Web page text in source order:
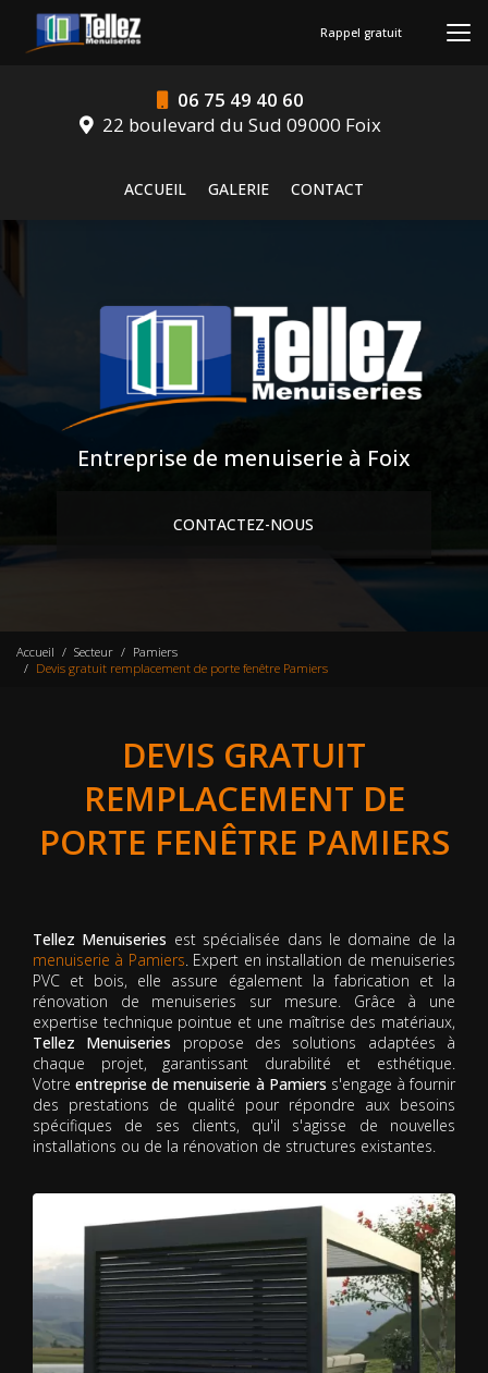
contenu
06 75 49 40 60
22 boulevard du Sud 09000 Foix
ACCUEIL
GALERIE CONTACT
Rappel gratuit
Entreprise de menuiserie à Foix
CONTACTEZ-NOUS
Accueil Secteur
Pamiers
Devis gratuit remplacement de porte fenêtre Pamiers
DEVIS GRATUIT
REMPLACEMENT DE
PORTE FENÊTRE PAMIERS
Tellez Menuiseries est spécialisée dans le domaine de la
menuiserie à Pamiers. Expert en installation de menuiseries
PVC et bois, elle assure également la fabrication et la
rénovation de menuiseries sur mesure. Grâce à une
expertise technique pointue et une maîtrise des matériaux,
Tellez Menuiseries propose des solutions adaptées à
chaque projet, garantissant durabilité et esthétique.
Votreentreprise de menuiserie à Pamiers s'engage à fournir
des prestations de qualité pour répondre aux besoins
spécifiques de ses clients, qu'il s'agisse de nouvelles
installations ou de la rénovation de structures existantes.